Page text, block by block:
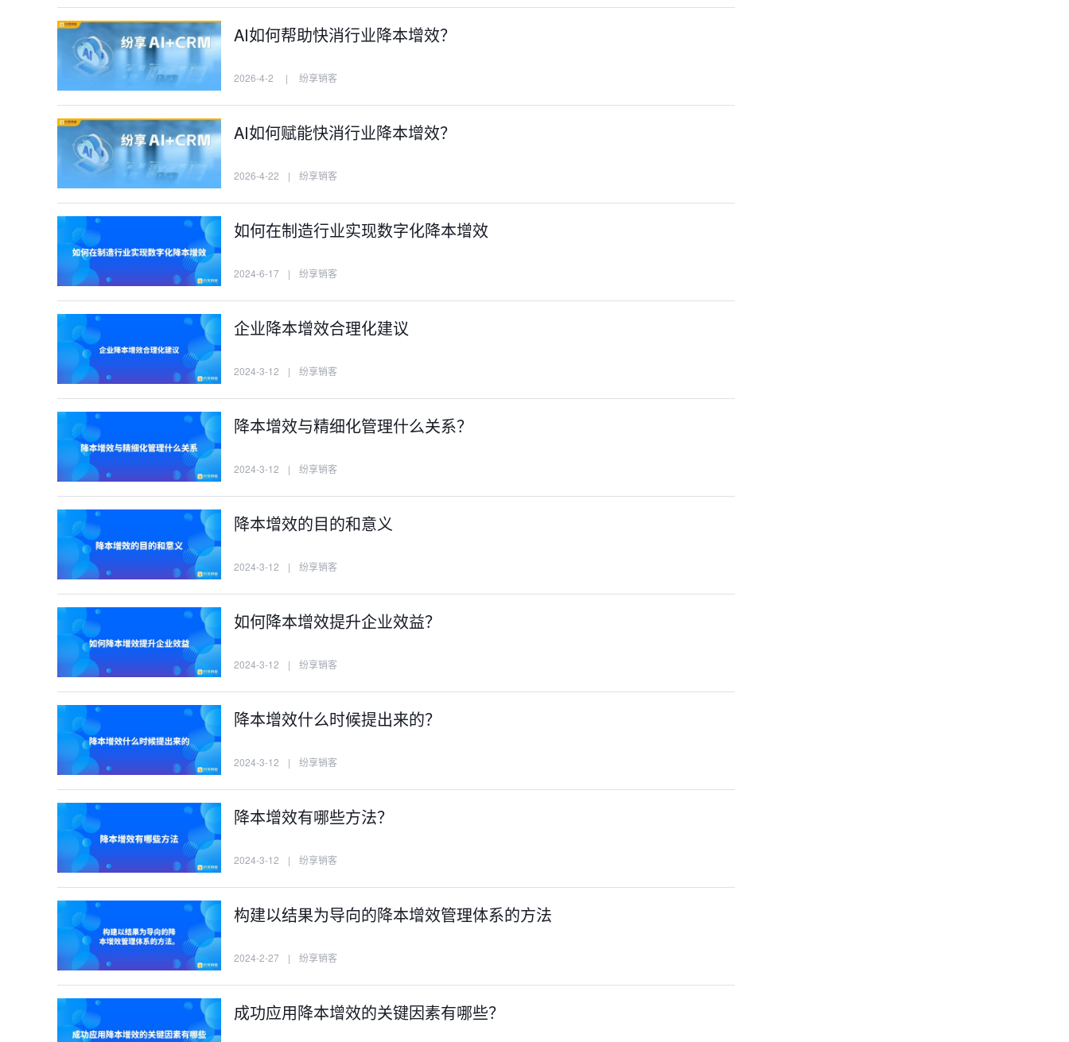
AI如何帮助快消行业降本增效？
2026-4-2 | 纷享销客
AI如何赋能快消行业降本增效？
2026-4-22 | 纷享销客
如何在制造行业实现数字化降本增效
2024-6-17 | 纷享销客
企业降本增效合理化建议
2024-3-12 | 纷享销客
降本增效与精细化管理什么关系？
2024-3-12 | 纷享销客
降本增效的目的和意义
2024-3-12 | 纷享销客
如何降本增效提升企业效益？
2024-3-12 | 纷享销客
降本增效什么时候提出来的？
2024-3-12 | 纷享销客
降本增效有哪些方法？
2024-3-12 | 纷享销客
构建以结果为导向的降本增效管理体系的方法
2024-2-27 | 纷享销客
成功应用降本增效的关键因素有哪些？